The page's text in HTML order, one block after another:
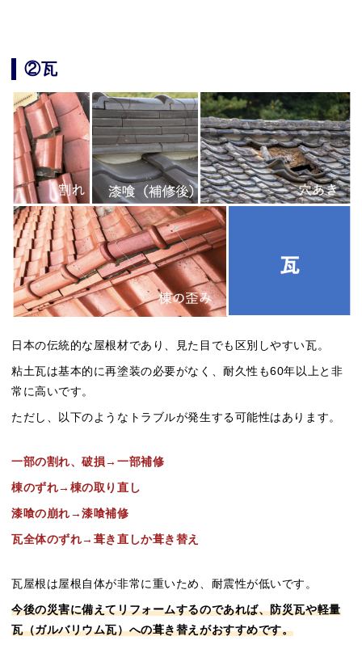
②瓦
日本の伝統的な屋根材であり、見た目でも区別しやすい瓦。
粘土瓦は基本的に再塗装の必要がなく、耐久性も60年以上と非
常に高いです。
ただし、以下のようなトラブルが発生する可能性はあります。
一部の割れ、破損→一部補修
棟のずれ→棟の取り直し
漆喰の崩れ→漆喰補修
瓦全体のずれ→葺き直しか葺き替え
瓦屋根は屋根自体が非常に重いため、耐震性が低いです。
今後の災害に備えてリフォームするのであれば、防災瓦や軽量
瓦（ガルバリウム瓦）への葺き替えがおすすめです。